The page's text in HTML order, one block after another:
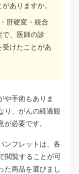
ありますか。
肝硬変・統合
で、医師の診
けたことがあ
や手術もありま
り、がんの経過観
必要です。
ンフレットは、各
閲覧することが可
た商品を選びまし